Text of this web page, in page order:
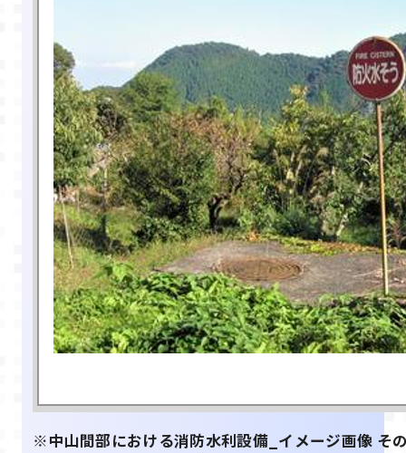
※中山間部における消防水利設備_イメージ画像 そ